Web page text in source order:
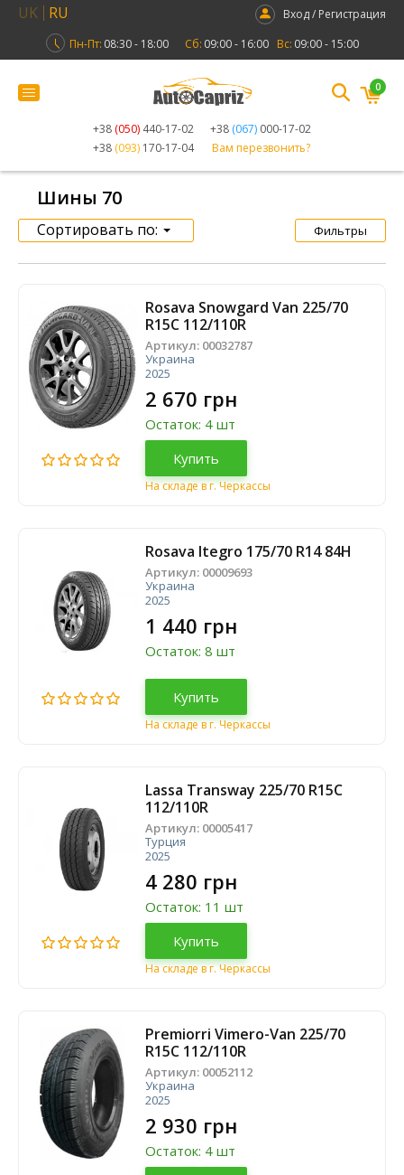
UK RU
Вход / Регистрация
Пн-Пт: 08:30 - 18:00 Сб: 09:00 - 16:00 Вс: 09:00 - 15:00
+38 (050) 440-17-02 +38 (067) 000-17-02
+38 (093) 170-17-04 Вам перезвонить?
0
Шины 70
Сортировать по: Фильтры
Rosava Snowgard Van 225/70
R15C 112/110R
Артикул: 00032787
Украина
2025
2 670 грн
Остаток: 4 шт
Купить
На складе в г. Черкассы
Rosava Itegro 175/70 R14 84H
Артикул: 00009693
Украина
2025
1 440 грн
Остаток: 8 шт
Купить
На складе в г. Черкассы
Lassa Transway 225/70 R15C
112/110R
Артикул: 00005417
Турция
2025
4 280 грн
Остаток: 11 шт
Купить
На складе в г. Черкассы
Premiorri Vimero-Van 225/70
R15C 112/110R
Артикул: 00052112
Украина
2025
2 930 грн
Остаток: 4 шт